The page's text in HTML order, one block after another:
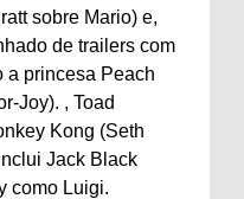
sobre Mario) e,
de trailers com
a princesa Peach
Joy). , Toad
Kong (Seth
Jack Black
como Luigi.